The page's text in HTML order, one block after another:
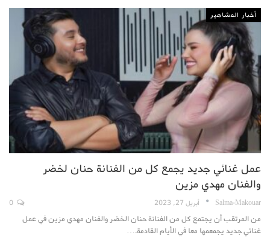
أخبار المشاهير
عمل غنائي جديد يجمع كل من الفنانة حنان لخضر
والفنان مهدي مزين
Salma-Makouar أبريل 27, 2023
من المرتقب أن يجتمع كل من الفنانة حنان الخضر والفنان مهدي مزين في عمل
غنائي جديد يجمعمها معا في الأيام القادمة.…